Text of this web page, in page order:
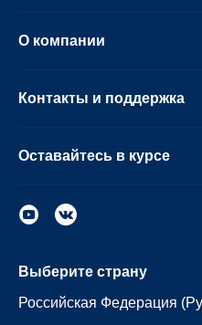
О компании
Контакты и поддержка
Оставайтесь в курсе
Выберите страну
Российская Федерация